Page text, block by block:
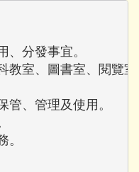
、分發事宜。
教室、圖書室、閱覽
管、管理及使用。